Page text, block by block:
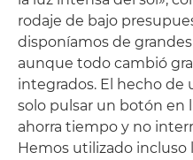
rodaje de bajo
disponíamos de
aunque todo cambió
integrados. El hecho de
solo pulsar un botón en
ahorra tiempo y no
Hemos utilizado incluso